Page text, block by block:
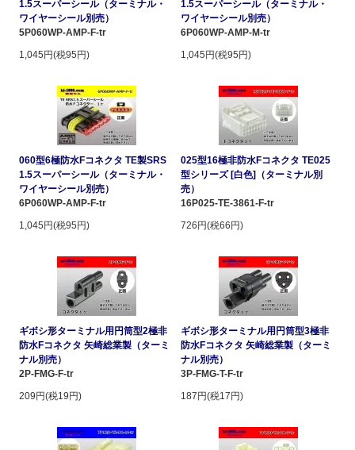
1.5スーパーシール（ターミナル・
ワイヤーシール別売）
5P060WP-AMP-F-tr
1,045円(税95円)
1.5スーパーシール（ターミナル・
ワイヤーシール別売）
6P060WP-AMP-M-tr
1,045円(税95円)
060型6極防水Fコネクタ TE製SRS
1.5スーパーシール（ターミナル・
ワイヤーシール別売）
6P060WP-AMP-F-tr
1,045円(税95円)
025型16極非防水Fコネクタ TE025
型シリーズ [白色]（ターミナル別
売）
16P025-TE-3861-F-tr
726円(税66円)
ギボシ形ターミナル用円筒型2極非
防水Fコネクタ 矢崎総業製（ターミ
ナル別売）
2P-FMG-F-tr
209円(税19円)
ギボシ形ターミナル用円筒型3極非
防水Fコネクタ 矢崎総業製（ターミ
ナル別売）
3P-FMG-T-F-tr
187円(税17円)